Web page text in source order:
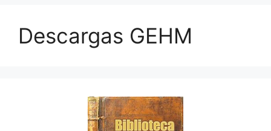
Descargas GEHM